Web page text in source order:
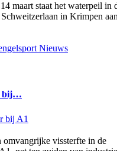
maart staat het waterpeil in
in Krimpen
Nieuws
bij…
vissterfte in de